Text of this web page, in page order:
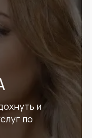
и
по